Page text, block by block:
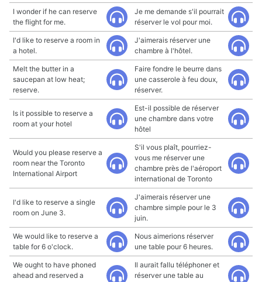
I wonder if he can reserve
the flight for me.
Je me demande s'il pourrait
réserver le vol pour moi.
I'd like to reserve a room in
a hotel.
J'aimerais réserver une
chambre à l'hôtel.
Melt the butter in a
saucepan at low heat;
reserve.
Faire fondre le beurre dans
une casserole à feu doux,
réserver.
Is it possible to reserve a
room at your hotel
Est-il possible de réserver
une chambre dans votre
hôtel
Would you please reserve a
room near the Toronto
International Airport
S'il vous plaît, pourriez-
vous me réserver une
chambre près de l'aéroport
international de Toronto
I'd like to reserve a single
room on June 3.
J'aimerais réserver une
chambre simple pour le 3
juin.
We would like to reserve a
table for 6 o'clock.
Nous aimerions réserver
une table pour 6 heures.
We ought to have phoned
ahead and reserved a
Il aurait fallu téléphoner et
réserver une table au